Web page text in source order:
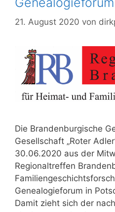
21. August 2020 von
Die Brandenburgische
Gesellschaft „Roter
30.06.2020 aus der
Regionaltreffen
Genealogieforum in
Damit zieht sich der